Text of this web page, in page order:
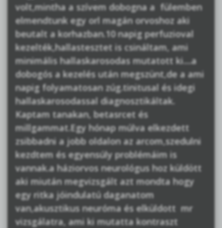
volt,mintha a szívem dobogna a fülemben
elmendtunk egy orl magán orvoshoz aki
beutalt a korhazban.10 napig perfuzioval
kezelték,hallastesztet is csináltam, ami
minimális hallaskarosodas mutatott ki....a
dobogós a kezelés után megszünt,de a ami
napig folyamatosan zúg.tinitusal és idegi
hallaskarosodassal diagnosztikáltak.
Kaptam tanakan, betasrcet és
millgammat.Egy hónap múlva elkezdett
zsibbadni a jobb oldalon az arcom,szedulni
kezdtem és egyensúly problémáim is
vannak.a háziorvos neurológus hoz küldött
aki miután megvizsgált azt mondta hogy
egy ritka jóindulatú daganatom
van,akusztikus neuróma és elküldott mr
vizsgálatra, ami ki mutatta kontraszt